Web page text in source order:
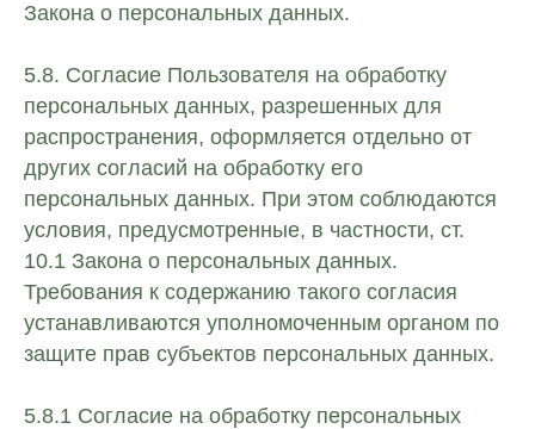
Закона о персональных данных.
5.8. Согласие Пользователя на обработку
персональных данных, разрешенных для
распространения, оформляется отдельно от
других согласий на обработку его
персональных данных. При этом соблюдаются
условия, предусмотренные, в частности, ст.
10.1 Закона о персональных данных.
Требования к содержанию такого согласия
устанавливаются уполномоченным органом по
защите прав субъектов персональных данных.
5.8.1 Согласие на обработку персональных